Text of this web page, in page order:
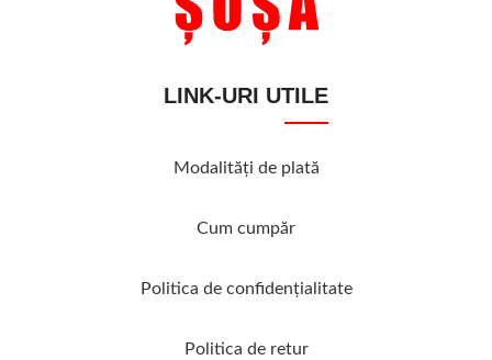
LINK-URI UTILE
Modalităţi de plată
Cum cumpăr
Politica de confidenţialitate
Politica de retur